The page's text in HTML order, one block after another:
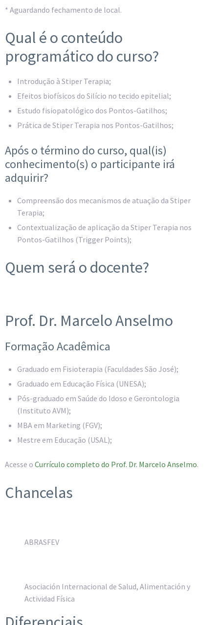
* Aguardando fechamento de local.
Qual é o conteúdo
programático do curso?
Introdução à Stiper Terapia;
Efeitos biofísicos do Silício no tecido epitelial;
Estudo fisiopatológico dos Pontos-Gatilhos;
Prática de Stiper Terapia nos Pontos-Gatilhos;
Após o término do curso, qual(is)
conhecimento(s) o participante irá
adquirir?
Compreensão dos mecanismos de atuação da Stiper
Terapia;
Contextualização de aplicação da Stiper Terapia nos
Pontos-Gatilhos (Trigger Points);
Quem será o docente?
Prof. Dr. Marcelo Anselmo
Formação Acadêmica
Graduado em Fisioterapia (Faculdades São José);
Graduado em Educação Física (UNESA);
Pós-graduado em Saúde do Idoso e Gerontologia
(Instituto AVM);
MBA em Marketing (FGV);
Mestre em Educação (USAL);
Acesse o Currículo completo do Prof. Dr. Marcelo Anselmo.
Chancelas
ABRASFEV
Asociación Internacional de Salud, Alimentación y
Actividad Física